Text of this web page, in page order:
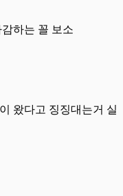
하는 꼴 보소
왔다고 징징대는거 실